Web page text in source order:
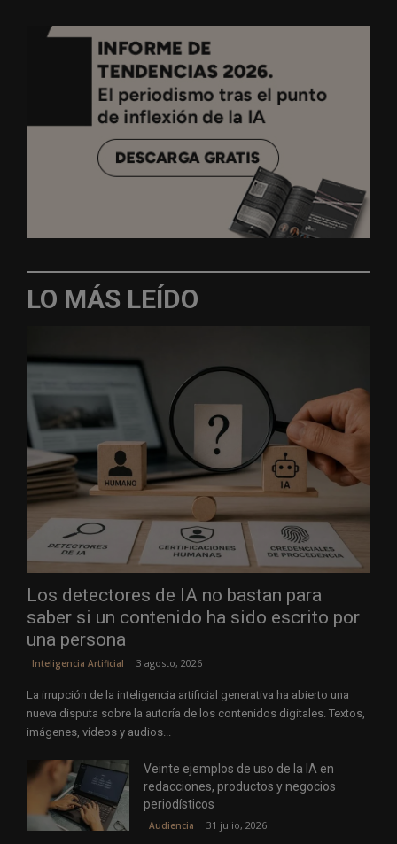
LO MÁS LEÍDO
Los detectores de IA no bastan para
saber si un contenido ha sido escrito por
una persona
Inteligencia Artificial 3 agosto, 2026
La irrupción de la inteligencia artificial generativa ha abierto una
nueva disputa sobre la autoría de los contenidos digitales. Textos,
imágenes, vídeos y audios...
Veinte ejemplos de uso de la IA en
redacciones, productos y negocios
periodísticos
Audiencia 31 julio, 2026